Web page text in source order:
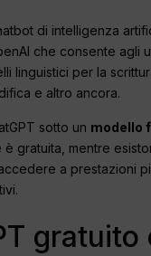
di intelligenza
che consente agli
linguistici per la
e altro ancora.
sotto un modello
gratuita, mentre
a prestazioni
gratuito